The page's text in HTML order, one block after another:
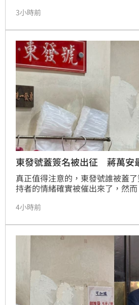
此舉將弱勢族群視為廚餘桶，不僅
品質低劣、廚餘暴增。面對政策
度，僅以空洞的惜食宣導應對。
安，若不敢將剩食給予親人，為何
求市府立即道歉並檢討午餐政策，
美味的午餐，並給予弱勢群體應有
3小時前
東發號蓋簽名被出征 蔣萬安
真正值得注意的，東發號誰被蓋
持者的情緒確實被催出來了，然
的視線之內。
4小時前